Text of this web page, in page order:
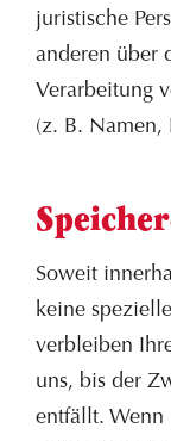
juristische
anderen über
Verarbeitung
(z. B. Namen,
Soweit
keine
verbleiben
uns, bis der
entfällt. Wenn